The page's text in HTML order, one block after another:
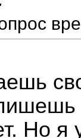
Но я